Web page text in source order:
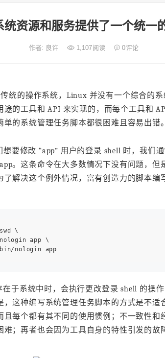
资源和服务提供了一个统一
作者: 良许 1,107阅读 0评论
统的操作系统，Linux 并没有一个综合的系
途的工具和 API 来实现的，而每个工具和
的系统管理任务脚本都很困难且容易出错。
要修改 “app” 用户的登录 shell 时，我们
。这条命令在大多数情况下没有问题，但
了解决这个例外情况，富有创造力的脚本编
\
app \
在于系统中时，会执行更改登录 shell 的操
，这种编写系统管理任务脚本的方式是不适
且每个都有其不同的使用惯例；不一致性和
；再者也会因为工具自身的特性引发的故